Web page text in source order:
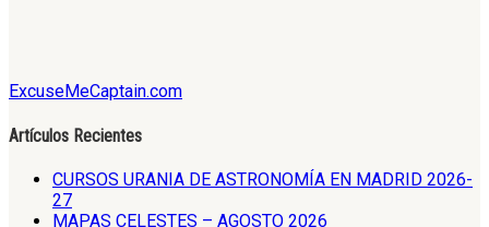
ExcuseMeCaptain.com
Artículos Recientes
CURSOS URANIA DE ASTRONOMÍA EN MADRID 2026-
27
MAPAS CELESTES – AGOSTO 2026